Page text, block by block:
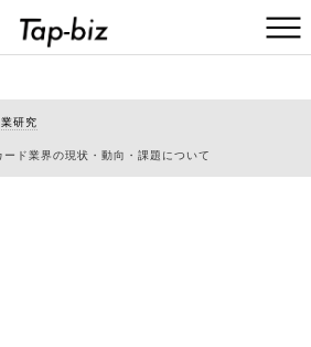
研究
ード業界の現状・動向・課題について